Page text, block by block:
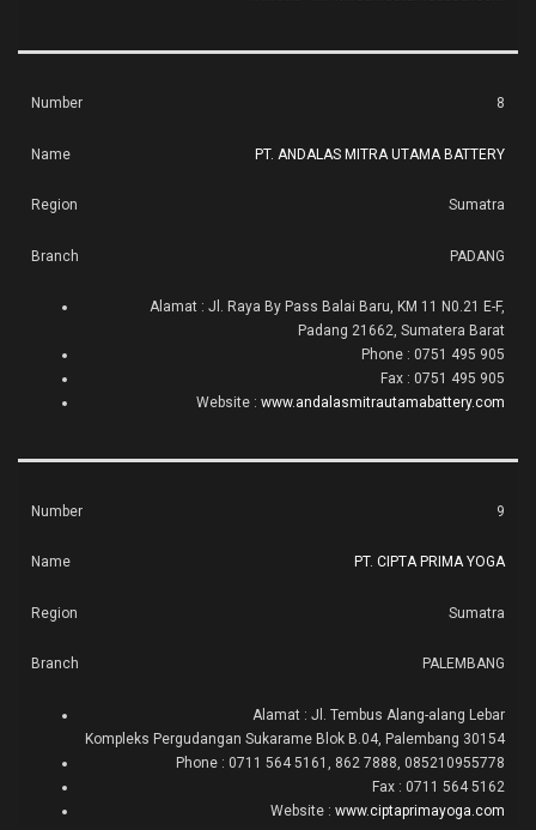
8
PT. ANDALAS MITRA UTAMA BATTERY
Sumatra
PADANG
Alamat : Jl. Raya By Pass Balai Baru, KM 11 N0.21 E-F,
Padang 21662, Sumatera Barat
Phone : 0751 495 905
Fax : 0751 495 905
Website : www.andalasmitrautamabattery.com
9
PT. CIPTA PRIMA YOGA
Sumatra
PALEMBANG
Alamat : Jl. Tembus Alang-alang Lebar
Kompleks Pergudangan Sukarame Blok B.04, Palembang 30154
Phone : 0711 564 5161, 862 7888, 085210955778
Fax : 0711 564 5162
Website : www.ciptaprimayoga.com